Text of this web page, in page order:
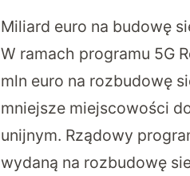
Miliard euro na budowę
W ramach programu 5G
mln euro na rozbudowę
mniejsze miejscowości
unijnym. Rządowy
wydaną na rozbudowę